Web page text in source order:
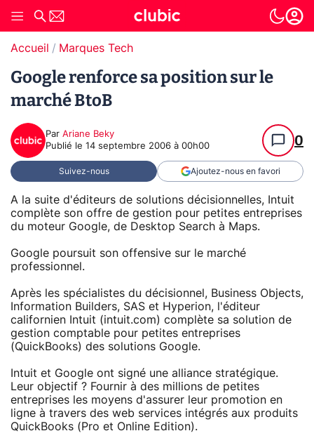
Accueil Marques Tech
Google renforce sa position sur le
marché BtoB
Par Ariane Beky
Publié le 14 septembre 2006 à 00h00 0
Suivez-nous Ajoutez-nous en favori
A la suite d'éditeurs de solutions décisionnelles, Intuit
complète son offre de gestion pour petites entreprises
du moteur Google, de Desktop Search à Maps.
Google poursuit son offensive sur le marché
professionnel.
Après les spécialistes du décisionnel, Business Objects,
Information Builders, SAS et Hyperion, l'éditeur
californien Intuit (intuit.com) complète sa solution de
gestion comptable pour petites entreprises
(QuickBooks) des solutions Google.
Intuit et Google ont signé une alliance stratégique.
Leur objectif ? Fournir à des millions de petites
entreprises les moyens d'assurer leur promotion en
ligne à travers des web services intégrés aux produits
QuickBooks (Pro et Online Edition).